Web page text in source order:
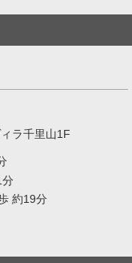
ラ千里山1F
分
約19分